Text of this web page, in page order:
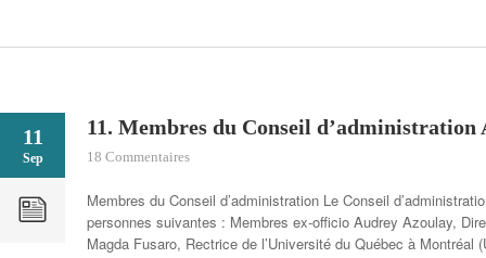
11
Sep
11. Membres du Conseil d’administration
18 Commentaires
Membres du Conseil d’administration Le Conseil
personnes suivantes : Membres ex-officio Audrey Azoulay,
Magda Fusaro, Rectrice de l’Université du Québec à Montréal